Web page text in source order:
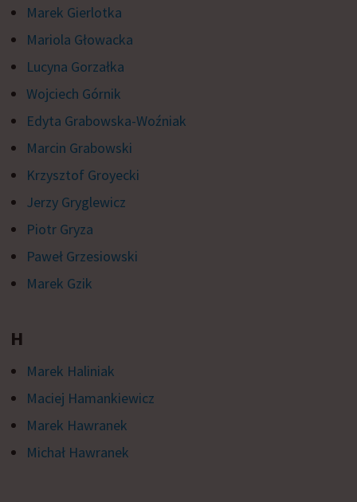
Marek Gierlotka
Mariola Głowacka
Lucyna Gorzałka
Wojciech Górnik
Edyta Grabowska-Woźniak
Marcin Grabowski
Krzysztof Groyecki
Jerzy Gryglewicz
Piotr Gryza
Paweł Grzesiowski
Marek Gzik
H
Marek Haliniak
Maciej Hamankiewicz
Marek Hawranek
Michał Hawranek